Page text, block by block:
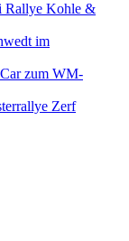
Rallye Kohle &
im
zum WM-
Zerf